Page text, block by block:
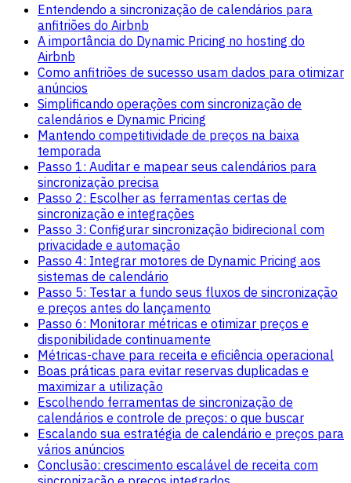
Entendendo a sincronização de calendários para
anfitriões do Airbnb
A importância do Dynamic Pricing no hosting do
Airbnb
Como anfitriões de sucesso usam dados para otimizar
anúncios
Simplificando operações com sincronização de
calendários e Dynamic Pricing
Mantendo competitividade de preços na baixa
temporada
Passo 1: Auditar e mapear seus calendários para
sincronização precisa
Passo 2: Escolher as ferramentas certas de
sincronização e integrações
Passo 3: Configurar sincronização bidirecional com
privacidade e automação
Passo 4: Integrar motores de Dynamic Pricing aos
sistemas de calendário
Passo 5: Testar a fundo seus fluxos de sincronização
e preços antes do lançamento
Passo 6: Monitorar métricas e otimizar preços e
disponibilidade continuamente
Métricas-chave para receita e eficiência operacional
Boas práticas para evitar reservas duplicadas e
maximizar a utilização
Escolhendo ferramentas de sincronização de
calendários e controle de preços: o que buscar
Escalando sua estratégia de calendário e preços para
vários anúncios
Conclusão: crescimento escalável de receita com